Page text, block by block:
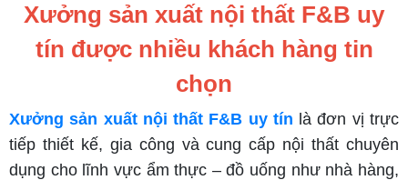
Xưởng sản xuất nội thất F&B uy
tín được nhiều khách hàng tin
chọn
Xưởng sản xuất nội thất F&B uy tín là đơn vị trực
tiếp thiết kế, gia công và cung cấp nội thất chuyên
dụng cho lĩnh vực ẩm thực – đồ uống như nhà hàng,